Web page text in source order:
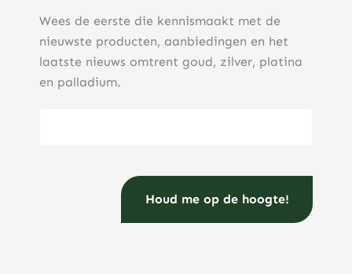
Wees de eerste die kennismaakt met de
nieuwste producten, aanbiedingen en het
laatste nieuws omtrent goud, zilver, platina
en palladium.